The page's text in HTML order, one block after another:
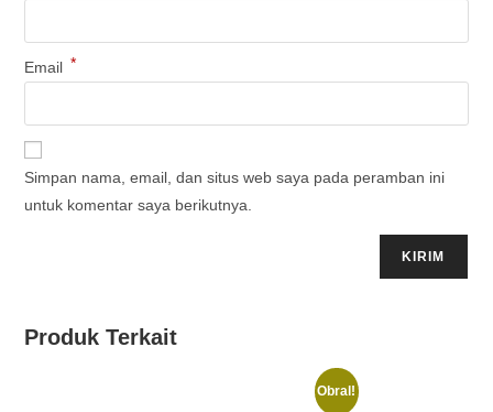
Email *
Simpan nama, email, dan situs web saya pada peramban ini
untuk komentar saya berikutnya.
Produk Terkait
Obral!